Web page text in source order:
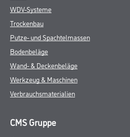
WDV-Systeme
Trockenbau
Putze- und Spachtelmassen
Bodenbeläge
Wand- & Deckenbeläge
Werkzeug & Maschinen
Verbrauchsmaterialien
CMS Gruppe